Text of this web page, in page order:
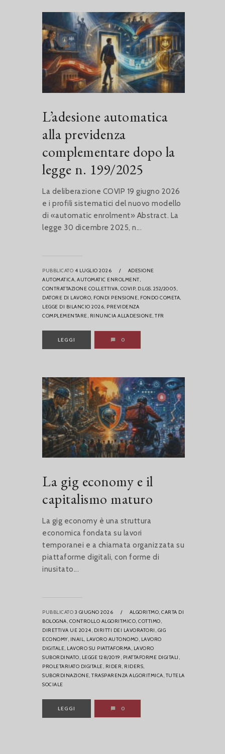
L’adesione automatica
alla previdenza
complementare dopo la
legge n. 199/2025
La deliberazione COVIP 19 giugno 2026
e i profili sistematici del nuovo modello
di «automatic enrolment» Abstract. La
legge 30 dicembre 2025, n...
PUBBLICATO 4 LUGLIO 2026 /
ADESIONE
AUTOMATICA, AUTOMATIC ENROLMENT,
CONTRATTAZIONE COLLETTIVA, COVIP, D.LGS. 252/2005,
DATORE DI LAVORO, FONDI PENSIONE, FONDO COMETA,
LEGGE DI BILANCIO 2026, PREVIDENZA
COMPLEMENTARE, RINUNCIA ALL’ADESIONE, TFR
LEGGI 0
La gig economy e il
capitalismo maturo
La gig economy è una struttura
economica fondata su lavori
temporanei e a chiamata organizzata su
piattaforme digitali, con forme di
inusitato...
PUBBLICATO 3 GIUGNO 2026 / ALGORITMO, CARTA DI
BOLOGNA, CONTROLLO ALGORITMICO, COTTIMO,
DIRETTIVA UE 2024, DIRITTI DEI LAVORATORI, GIG
ECONOMY, INAIL, LAVORO AUTONOMO, LAVORO
DIGITALE, LAVORO SU PIATTAFORMA, LAVORO
SUBORDINATO, LEGGE 128/2019, PIATTAFORME DIGITALI,
PROLETARIATO DIGITALE, RIDER, RIDERS,
SUBORDINAZIONE, TRASPARENZA ALGORITMICA, TUTELA
SOCIALE
LEGGI 0